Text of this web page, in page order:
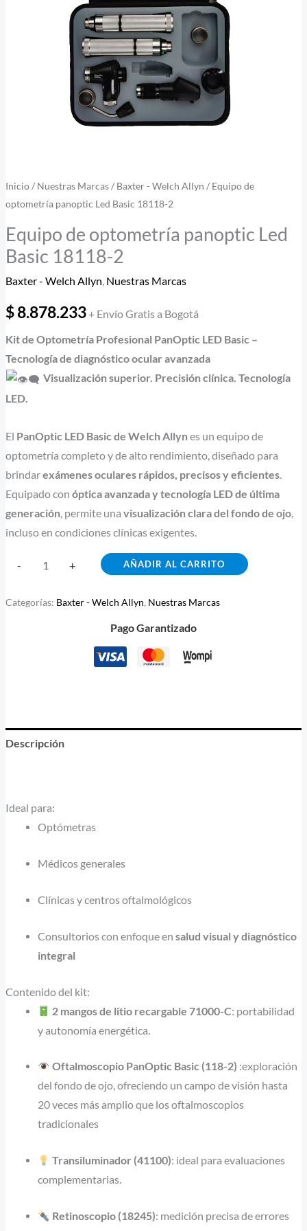
Inicio/ Nuestras Marcas/ Baxter - Welch Allyn / Equipo de
optometría panoptic Led Basic 18118-2
Equipo de optometría panoptic Led
Basic 18118-2
Baxter - Welch Allyn, Nuestras Marcas
$8.878.233+ Envío Gratis a Bogotá
Kit de Optometría Profesional PanOptic LED Basic –
Tecnología de diagnóstico ocular avanzada
Visualización superior. Precisión clínica. Tecnología
LED.
El PanOptic LED Basic de Welch Allynes un equipo de
optometría completo y de alto rendimiento, diseñado para
brindarexámenes oculares rápidos, precisos y eficientes.
Equipado conóptica avanzada y tecnología LED de última
generación, permite unavisualización clara del fondo de ojo,
incluso en condiciones clínicas exigentes.
- + AÑADIR AL CARRITO
Categorías: Baxter - Welch Allyn, Nuestras Marcas
Pago Garantizado
Descripción
Ideal para:
Optómetras
Médicos generales
Clínicas y centros oftalmológicos
Consultorios con enfoque en salud visual y diagnóstico
integral
Contenido del kit:
2 mangos de litio recargable 71000-C: portabilidad
y autonomía energética.
Oftalmoscopio PanOptic Basic (118-2) :exploración
del fondo de ojo, ofreciendo un campo de visión hasta
20 veces más amplio que los oftalmoscopios
tradicionales
Transiluminador (41100): ideal para evaluaciones
complementarias.
Retinoscopio (18245): medición precisa de errores